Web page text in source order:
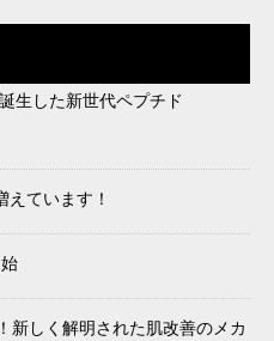
生した新世代ペプチド
ています！
新しく解明された肌改善のメカ